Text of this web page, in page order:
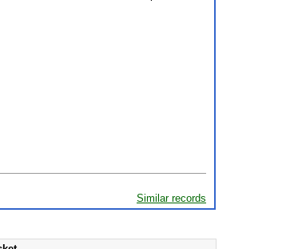
Similar records